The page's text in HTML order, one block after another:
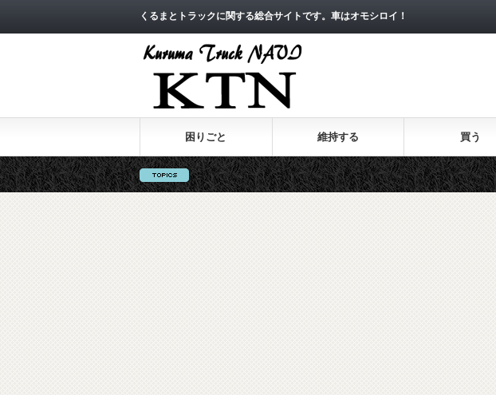
くるまとトラックに関する総合サイトです。車はオモシロイ！
困りごと 維持する 買う